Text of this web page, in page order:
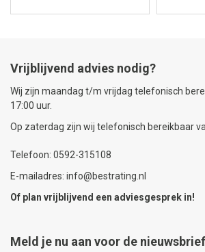
Vrijblijvend advies nodig?
Wij zijn maandag t/m vrijdag telefonisch
17:00 uur.
Op zaterdag zijn wij telefonisch bereikbaar
Telefoon: 0592-315108
E-mailadres: info@bestrating.nl
Of plan vrijblijvend een adviesgesprek in!
Meld je nu aan voor de nieuwsbrief